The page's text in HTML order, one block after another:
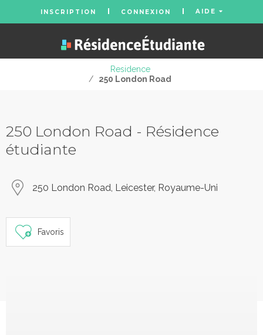
INSCRIPTION CONNEXION AIDE
Residence
/
250 London Road
250 London Road - Résidence
étudiante
250 London Road, Leicester, Royaume-Uni
Favoris